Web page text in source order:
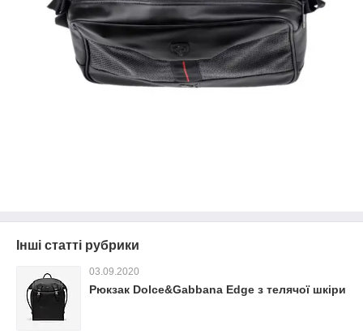
Інші статті рубрики
03.09.2020
Рюкзак Dolce&Gabbana Edge з телячої шкіри